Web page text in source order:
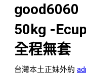
good6060
50kg -
全程無套
台灣本土正妹外約